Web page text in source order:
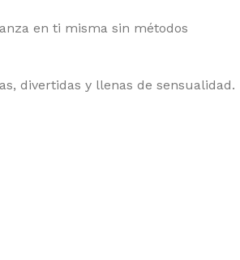
en ti misma sin métodos
divertidas y llenas de sensualidad.